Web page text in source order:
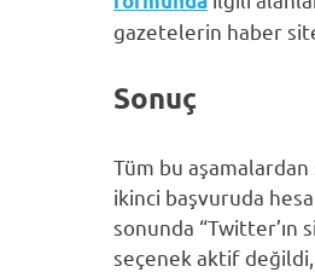
gazetelerin haber
Sonuç
Tüm bu aşamalardan
ikinci başvuruda
sonunda
seçenek aktif